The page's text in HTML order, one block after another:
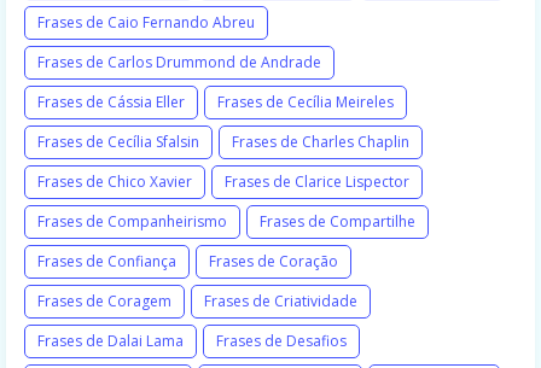
Frases de Caio Fernando Abreu
Frases de Carlos Drummond de Andrade
Frases de Cássia Eller
Frases de Cecília Meireles
Frases de Cecília Sfalsin
Frases de Charles Chaplin
Frases de Chico Xavier
Frases de Clarice Lispector
Frases de Companheirismo
Frases de Compartilhe
Frases de Confiança
Frases de Coração
Frases de Coragem
Frases de Criatividade
Frases de Dalai Lama
Frases de Desafios